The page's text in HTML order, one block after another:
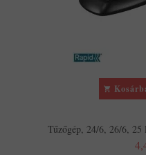
Tűzőgép, 24/6, 26/6,